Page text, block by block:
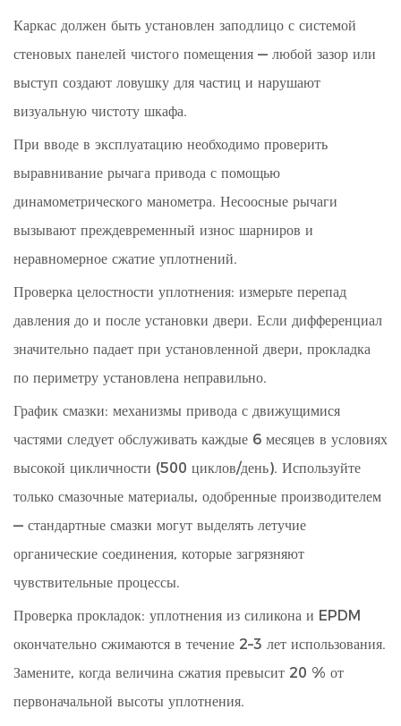
Каркас должен быть установлен заподлицо с системой
стеновых панелей чистого помещения — любой зазор или
выступ создают ловушку для частиц и нарушают
визуальную чистоту шкафа.
При вводе в эксплуатацию необходимо проверить
выравнивание рычага привода с помощью
динамометрического манометра. Несоосные рычаги
вызывают преждевременный износ шарниров и
неравномерное сжатие уплотнений.
Проверка целостности уплотнения: измерьте перепад
давления до и после установки двери. Если дифференциал
значительно падает при установленной двери, прокладка
по периметру установлена ​​неправильно.
График смазки: механизмы привода с движущимися
частями следует обслуживать каждые 6 месяцев в условиях
высокой цикличности (500 циклов/день). Используйте
только смазочные материалы, одобренные производителем
— стандартные смазки могут выделять летучие
органические соединения, которые загрязняют
чувствительные процессы.
Проверка прокладок: уплотнения из силикона и EPDM
окончательно сжимаются в течение 2–3 лет использования.
Замените, когда величина сжатия превысит 20 % от
первоначальной высоты уплотнения.